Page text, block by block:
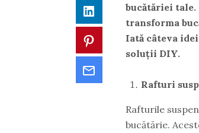
LinkedIn
Pinterest
bucătăriei
transforma
Iată câteva
soluții DIY.
Rafturi
Rafturile
bucătărie.